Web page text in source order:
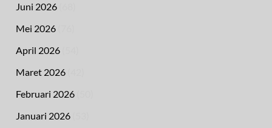
Juni 2026
Mei 2026
April 2026
Maret 2026
Februari 2026
Januari 2026